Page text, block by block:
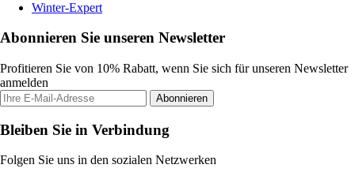
Winter-Expert
Abonnieren Sie unseren Newsletter
Profitieren Sie von 10% Rabatt, wenn Sie sich für unseren Newsletter
anmelden
Abonnieren
Bleiben Sie in Verbindung
Folgen Sie uns in den sozialen Netzwerken